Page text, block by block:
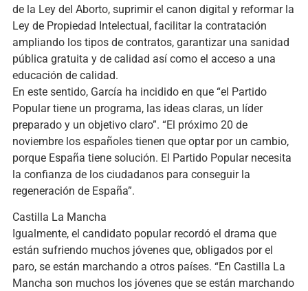
de la Ley del Aborto, suprimir el canon digital y reformar la
Ley de Propiedad Intelectual, facilitar la contratación
ampliando los tipos de contratos, garantizar una sanidad
pública gratuita y de calidad así como el acceso a una
educación de calidad.
En este sentido, García ha incidido en que “el Partido
Popular tiene un programa, las ideas claras, un líder
preparado y un objetivo claro”. “El próximo 20 de
noviembre los españoles tienen que optar por un cambio,
porque España tiene solución. El Partido Popular necesita
la confianza de los ciudadanos para conseguir la
regeneración de España”.
Castilla La Mancha
Igualmente, el candidato popular recordó el drama que
están sufriendo muchos jóvenes que, obligados por el
paro, se están marchando a otros países. “En Castilla La
Mancha son muchos los jóvenes que se están marchando